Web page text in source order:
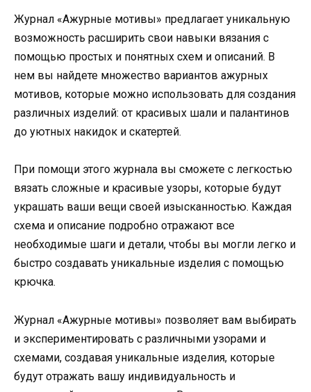
Журнал «Ажурные мотивы» предлагает уникальную
возможность расширить свои навыки вязания с
помощью простых и понятных схем и описаний. В
нем вы найдете множество вариантов ажурных
мотивов, которые можно использовать для создания
различных изделий: от красивых шали и палантинов
до уютных накидок и скатертей.
При помощи этого журнала вы сможете с легкостью
вязать сложные и красивые узоры, которые будут
украшать ваши вещи своей изысканностью. Каждая
схема и описание подробно отражают все
необходимые шаги и детали, чтобы вы могли легко и
быстро создавать уникальные изделия с помощью
крючка.
Журнал «Ажурные мотивы» позволяет вам выбирать
и экспериментировать с различными узорами и
схемами, создавая уникальные изделия, которые
будут отражать вашу индивидуальность и